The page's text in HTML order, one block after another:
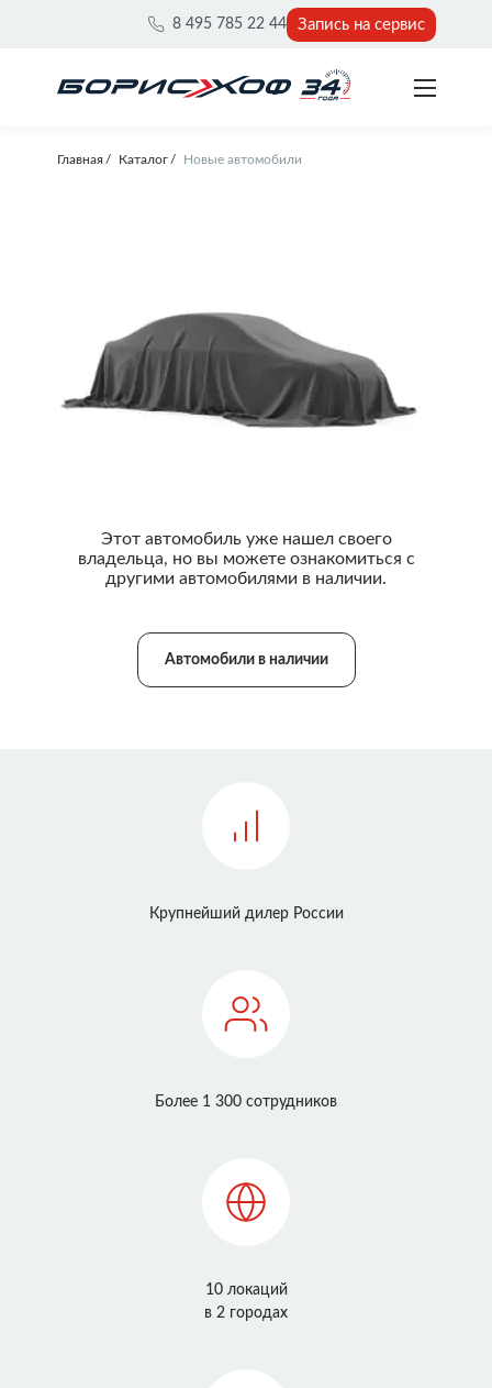
8 495 785 22 44 Запись на сервис
Главная Каталог Новые автомобили
Этот автомобиль уже нашел своего
владельца, но вы можете ознакомиться с
другими автомобилями в наличии.
Автомобили в наличии
Крупнейший дилер России
Более 1 300 сотрудников
10 локаций
в 2 городах